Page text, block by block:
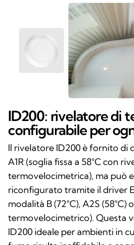
ID200: rivelatore di
configurabile per
Il rivelatore ID200 è fornito di
A1R (soglia fissa a 58°C con
termovelocimetrica), ma può
riconfigurato tramite il driver
modalità B (72°C), A2S (58°C)
termovelocimetrico). Questa
ID200 ideale per ambienti in